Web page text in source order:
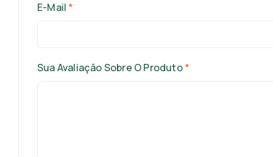
Sua Avaliação Sobre O Produto*
E-Mail *